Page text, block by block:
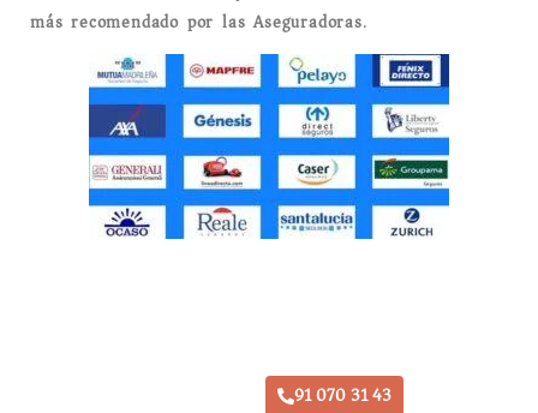
más recomendado por las Aseguradoras.
91 070 31 43